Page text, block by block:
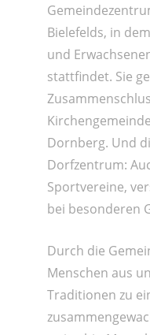
Bielefelds, in
und
stattfindet. Sie
Dornberg. Und
Dorfzentrum:
Sportvereine,
bei besonderen
Durch die
Menschen aus
Traditionen zu